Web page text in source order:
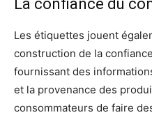
La confiance du
Les étiquettes jouent
construction de la
fournissant des
et la provenance des
consommateurs de faire